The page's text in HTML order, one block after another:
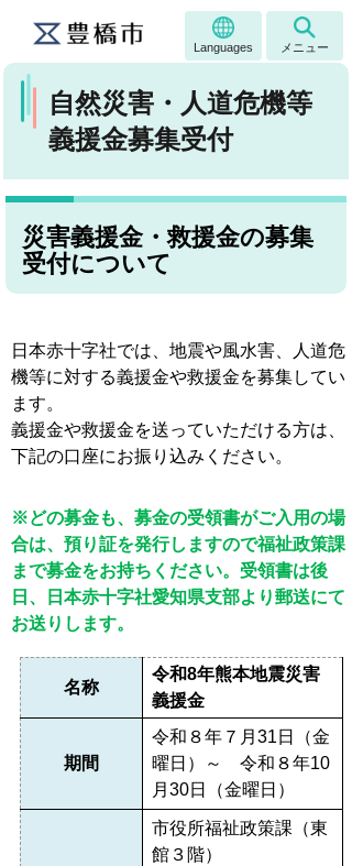
Languages メニュー
自然災害・人道危機等
義援金募集受付
災害義援金・救援金の募集
受付について
日本赤十字社では、地震や風水害、人道危
機等に対する義援金や救援金を募集してい
ます。
義援金や救援金を送っていただける方は、
下記の口座にお振り込みください。
※どの募金も、募金の受領書がご入用の場
合は、預り証を発行しますので福祉政策課
まで募金をお持ちください。受領書は後
日、日本赤十字社愛知県支部より郵送にて
お送りします。
名称
令和8年熊本地震災害
義援金
期間
令和８年７月31日（金
曜日）～ 令和８年10
月30日（金曜日）
市役所福祉政策課（東
館３階）